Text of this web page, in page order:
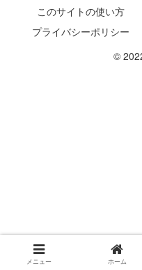
このサイトの使い方
プライバシーポリシー
©
メニュー ホーム